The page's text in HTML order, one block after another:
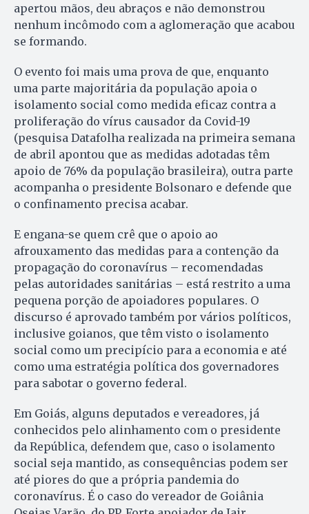
apertou mãos, deu abraços e não demonstrou
nenhum incômodo com a aglomeração que acabou
se formando.
O evento foi mais uma prova de que, enquanto
uma parte majoritária da população apoia o
isolamento social como medida eficaz contra a
proliferação do vírus causador da Covid-19
(pesquisa Datafolha realizada na primeira semana
de abril apontou que as medidas adotadas têm
apoio de 76% da população brasileira), outra parte
acompanha o presidente Bolsonaro e defende que
o confinamento precisa acabar.
E engana-se quem crê que o apoio ao
afrouxamento das medidas para a contenção da
propagação do coronavírus – recomendadas
pelas autoridades sanitárias – está restrito a uma
pequena porção de apoiadores populares. O
discurso é aprovado também por vários políticos,
inclusive goianos, que têm visto o isolamento
social como um precipício para a economia e até
como uma estratégia política dos governadores
para sabotar o governo federal.
Em Goiás, alguns deputados e vereadores, já
conhecidos pelo alinhamento com o presidente
da República, defendem que, caso o isolamento
social seja mantido, as consequências podem ser
até piores do que a própria pandemia do
coronavírus. É o caso do vereador de Goiânia